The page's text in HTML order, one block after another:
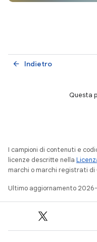
Indietro
arrow_back
Questa
I campioni di contenuti e
licenze descritte nella
marchi o marchi registrati di
Ultimo aggiornamento